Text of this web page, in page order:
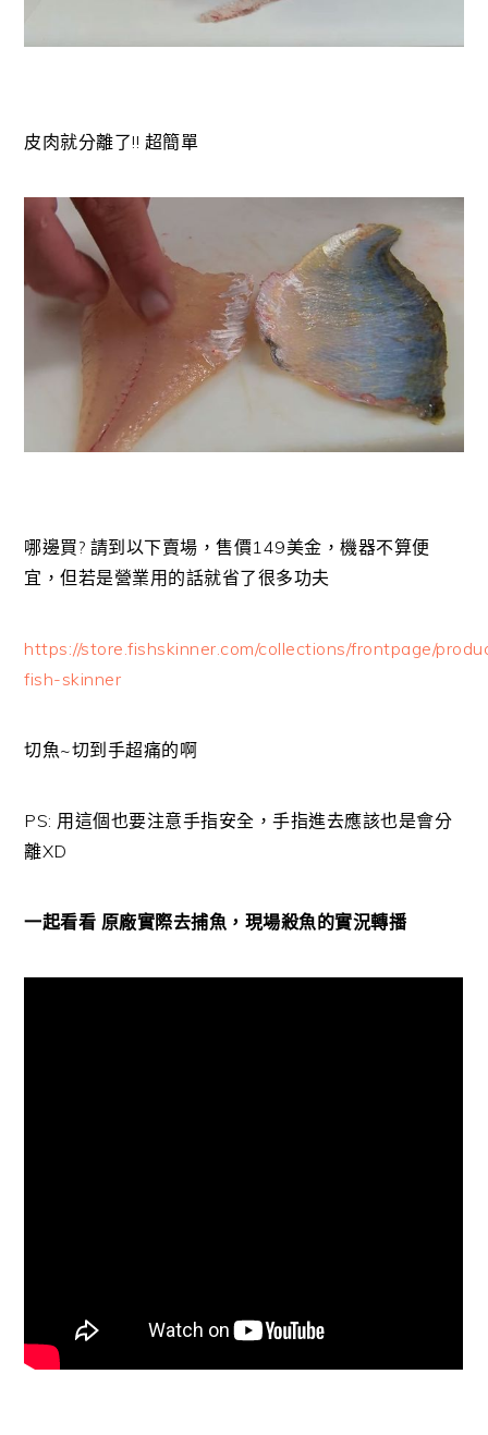
皮肉就分離了!! 超簡單
哪邊買? 請到以下賣場，售價149美金，機器不算便
宜，但若是營業用的話就省了很多功夫
https://store.fishskinner.com/collections/frontpage/
fish-skinner
切魚~切到手超痛的啊
PS: 用這個也要注意手指安全，手指進去應該也是會分
離XD
一起看看 原廠實際去捕魚，現場殺魚的實況轉播